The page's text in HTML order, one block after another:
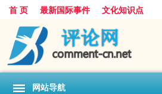
首 页 最新国际事件 文化知识点
网站导航